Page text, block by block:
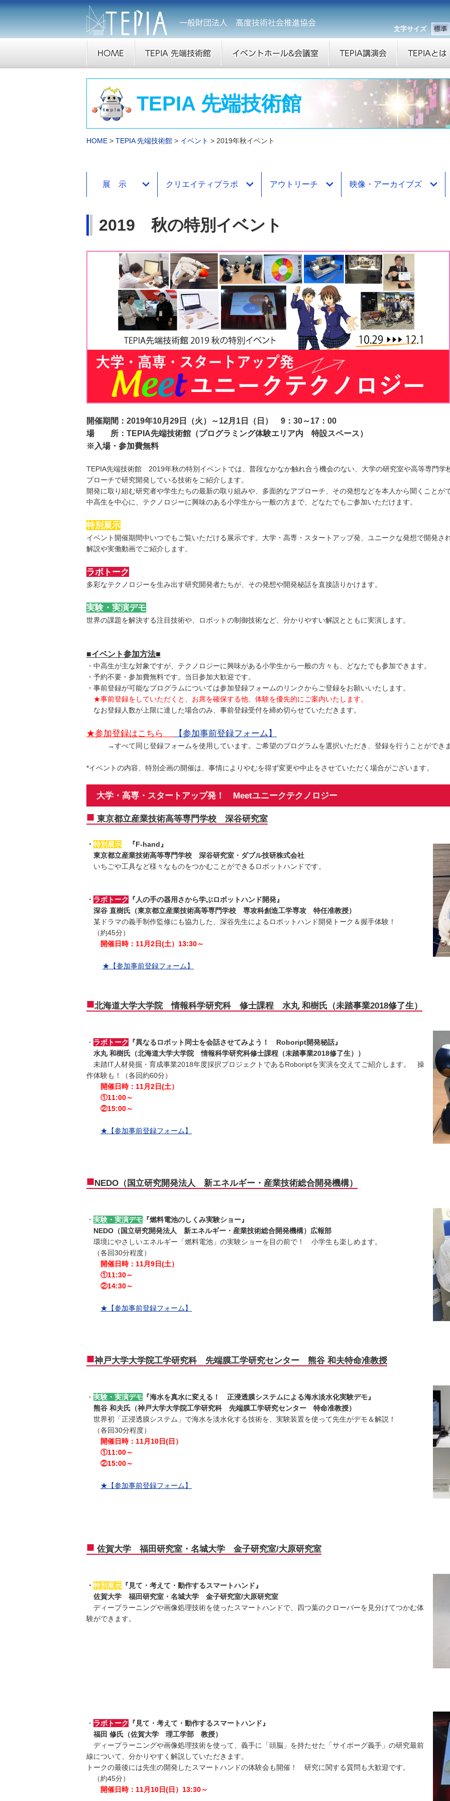
文字サイズ
TEPIA 先端技術館
HOME TEPIA 先端技術館 イベント 2019年秋イベント
展 示 クリエイティブラボ アウトリーチ 映像・アーカイブズ
2019 秋の特別イベント
開催期間：2019年10月29日（火）～12月1日（日） 9：30～17：00
場 所：TEPIA先端技術館（プログラミング体験エリア内 特設スペース）
※入場・参加費無料
TEPIA先端技術館 2019年秋の特別イベントでは、普段なかなか触れ合う機会のない、大学の研究室や高等専門学
プローチで研究開発している技術をご紹介します。
開発に取り組む研究者や学生たちの最新の取り組みや、多面的なアプローチ、その発想などを本人から聞くことが
中高生を中心に、テクノロジーに興味のある小学生から一般の方まで、どなたでもご参加いただけます。
特別展示
イベント開催期間中いつでもご覧いただける展示です。大学・高専・スタートアップ発、ユニークな発想で開発さ
解説や実働動画でご紹介します。
ラボトーク
多彩なテクノロジーを生み出す研究開発者たちが、その発想や開発秘話を直接語りかけます。
実験・実演デモ
世界の課題を解決する注目技術や、ロボットの制御技術など、分かりやすい解説とともに実演します。
■イベント参加方法■
・中高生が主な対象ですが、テクノロジーに興味がある小学生から一般の方々も、どなたでも参加できます。
・予約不要・参加費無料です。当日参加大歓迎です。
・事前登録が可能なプログラムについては参加登録フォームのリンクからご登録をお願いいたします。
★事前登録をしていただくと、お席を確保する他、体験を優先的にご案内いたします。
なお登録人数が上限に達した場合のみ、事前登録受付を締め切らせていただきます。
★参加登録はこちら 【参加事前登録フォーム】
→すべて同じ登録フォームを使用しています。ご希望のプログラムを選択いただき、登録を行うことができ
*イベントの内容、特別企画の開催は、事情によりやむを得ず変更や中止をさせていただく場合がございます。
大学・高専・スタートアップ発！ Meetユニークテクノロジー
■ 東京都立産業技術高等専門学校 深谷研究室
・ 特別展示 『F-hand』
東京都立産業技術高等専門学校 深谷研究室・ダブル技研株式会社
いちごや工具など様々なものをつかむことができるロボットハンドです。
・ ラボトーク
『人の手の器用さから学ぶロボットハンド開発』
深谷 直樹氏（東京都立産業技術高等専門学校 専攻科創造工学専攻 特任准教授）
某ドラマの義手制作監修にも協力した、深谷先生によるロボットハンド開発トーク＆握手体験！
（約45分）
開催日時：11月2日(土）13:30～
★【参加事前登録フォーム】
■北海道大学大学院 情報科学研究科 修士課程 水丸 和樹氏（未踏事業2018修了生）
・ ラボトーク
『異なるロボット同士を会話させてみよう！ Roboript開発秘話』
水丸 和樹氏（北海道大学大学院 情報科学研究科修士課程（未踏事業2018修了生））
未踏IT人材発掘・育成事業2018年度採択プロジェクトであるRoboriptを実演を交えてご紹介します。 操
作体験も！（各回約60分）
開催日時：11月2日(土）
①11:00～
②15:00～
★【参加事前登録フォーム】
■NEDO（国立研究開発法人 新エネルギー・産業技術総合開発機構）
・ 実験・実演デモ 『燃料電池のしくみ実験ショー』
NEDO（国立研究開発法人 新エネルギー・産業技術総合開発機構）広報部
環境にやさしいエネルギー「燃料電池」の実験ショーを目の前で！ 小学生も楽しめます。
（各回30分程度）
開催日時：11月9日(土）
①11:30～
②14:30～
★【参加事前登録フォーム】
■神戸大学大学院工学研究科 先端膜工学研究センター 熊谷 和夫特命准教授
・ 実験・実演デモ 『海水を真水に変える！ 正浸透膜システムによる海水淡水化実験デモ』
熊谷 和夫氏（神戸大学大学院工学研究科 先端膜工学研究センター 特命准教授）
世界初「正浸透膜システム」で海水を淡水化する技術を、実験装置を使って先生がデモ＆解説！
（各回30分程度）
開催日時：11月10日(日）
①11:00～
②15:00～
★【参加事前登録フォーム】
■ 佐賀大学 福田研究室・名城大学 金子研究室/大原研究室
・ 特別展示 『見て・考えて・動作するスマートハンド』
佐賀大学 福田研究室・名城大学 金子研究室/大原研究室
ディープラーニングや画像処理技術を使ったスマートハンドで、四つ葉のクローバーを見分けてつかむ体
験ができます。
・ ラボトーク
『見て・考えて・動作するスマートハンド』
福田 修氏（佐賀大学 理工学部 教授）
ディープラーニングや画像処理技術を使って、義手に「頭脳」を持たせた「サイボーグ義手」の研究最前
線について、分かりやすく解説していただきます。
トークの最後には先生の開発したスマートハンドの体験会も開催！ 研究に関する質問も大歓迎です。
（約45分）
開催日時：11月10日(日）13:30～